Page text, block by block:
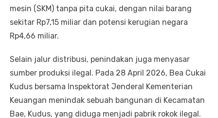
mesin (SKM) tanpa pita cukai, dengan nilai barang
sekitar Rp7,15 miliar dan potensi kerugian negara
Rp4,66 miliar.
Selain jalur distribusi, penindakan juga menyasar
sumber produksi ilegal. Pada 28 April 2026, Bea Cukai
Kudus bersama Inspektorat Jenderal Kementerian
Keuangan menindak sebuah bangunan di Kecamatan
Bae, Kudus, yang diduga menjadi pabrik rokok ilegal.